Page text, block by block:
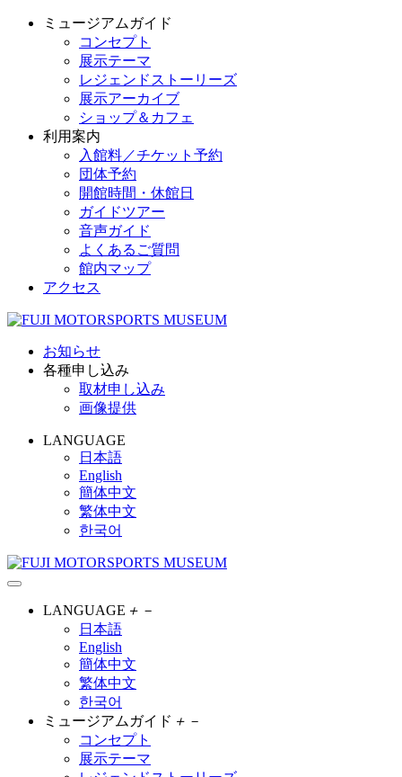
ミュージアムガイド
コンセプト
展示テーマ
レジェンドストーリーズ
展示アーカイブ
ショップ＆カフェ
利用案内
入館料／チケット予約
団体予約
開館時間・休館日
ガイドツアー
音声ガイド
よくあるご質問
館内マップ
アクセス
お知らせ
各種申し込み
取材申し込み
画像提供
LANGUAGE
日本語
English
簡体中文
繁体中文
한국어
LANGUAGE ＋ －
日本語
English
簡体中文
繁体中文
한국어
ミュージアムガイド ＋ －
コンセプト
展示テーマ